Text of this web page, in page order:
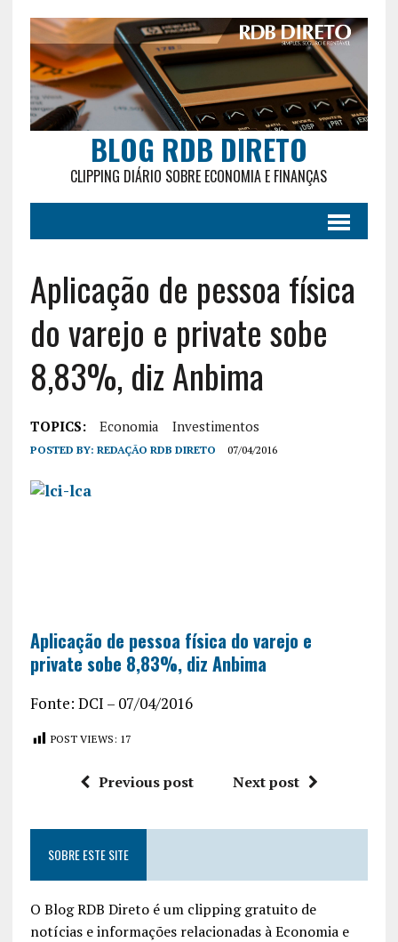
BLOG RDB DIRETO
CLIPPING DIÁRIO SOBRE ECONOMIA E FINANÇAS
Aplicação de pessoa física
do varejo e private sobe
8,83%, diz Anbima
TOPICS: Economia Investimentos
POSTED BY: REDAÇÃO RDB DIRETO 07/04/2016
Aplicação de pessoa física do varejo e
private sobe 8,83%, diz Anbima
Fonte: DCI – 07/04/2016
POST VIEWS: 17
Previous post Next post
SOBRE ESTE SITE
O Blog RDB Direto é um clipping gratuito de
notícias e informações relacionadas à Economia e